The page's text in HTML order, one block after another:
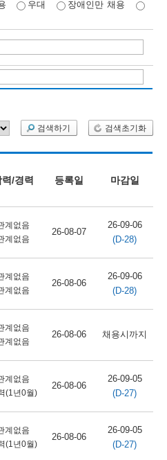
우대
장애인만 채용
검색하기 검색초기화
력/경력 등록일 마감일
계없음
계없음
26-08-07
26-09-06
(D-28)
계없음
계없음
26-08-06
26-09-06
(D-28)
계없음
계없음
26-08-06 채용시까지
충청북도 단양군 매포읍 단양산업단지2로 47
계없음
(1년0월)
26-08-06
26-09-05
(D-27)
충청북도 단양군 매포읍 단양산업단지2로 47
계없음
(1년0월)
26-08-06
26-09-05
(D-27)